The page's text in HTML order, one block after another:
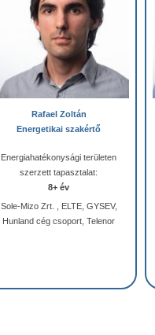
Rafael Zoltán
Energetikai szakértő
Energiahatékonysági területen
szerzett tapasztalat:
8+ év
Sole-Mizo Zrt. , ELTE, GYSEV,
Hunland cég csoport, Telenor